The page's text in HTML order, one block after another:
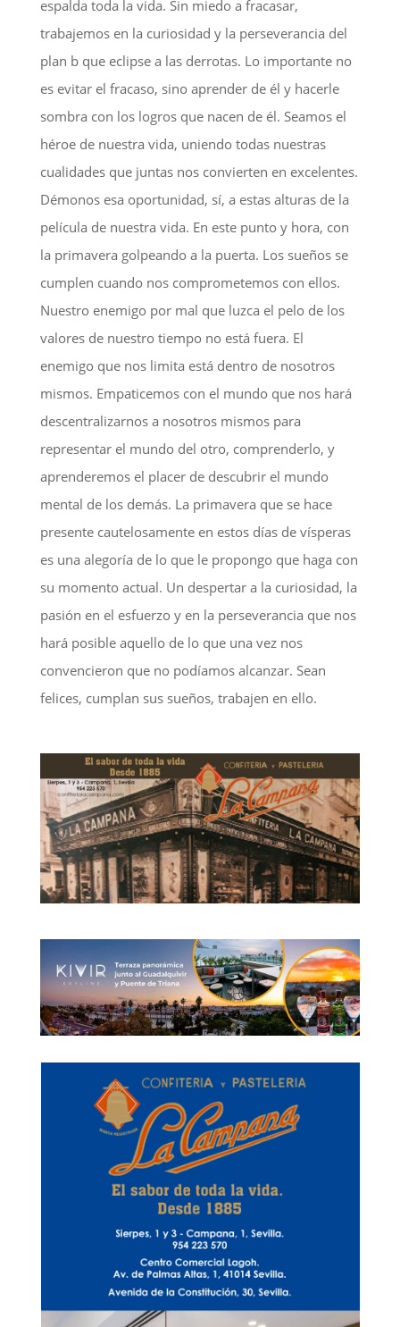
espalda toda la vida. Sin miedo a fracasar,
trabajemos en la curiosidad y la perseverancia del
plan b que eclipse a las derrotas. Lo importante no
es evitar el fracaso, sino aprender de él y hacerle
sombra con los logros que nacen de él. Seamos el
héroe de nuestra vida, uniendo todas nuestras
cualidades que juntas nos convierten en excelentes.
Démonos esa oportunidad, sí, a estas alturas de la
película de nuestra vida. En este punto y hora, con
la primavera golpeando a la puerta. Los sueños se
cumplen cuando nos comprometemos con ellos.
Nuestro enemigo por mal que luzca el pelo de los
valores de nuestro tiempo no está fuera. El
enemigo que nos limita está dentro de nosotros
mismos. Empaticemos con el mundo que nos hará
descentralizarnos a nosotros mismos para
representar el mundo del otro, comprenderlo, y
aprenderemos el placer de descubrir el mundo
mental de los demás. La primavera que se hace
presente cautelosamente en estos días de vísperas
es una alegoría de lo que le propongo que haga con
su momento actual. Un despertar a la curiosidad, la
pasión en el esfuerzo y en la perseverancia que nos
hará posible aquello de lo que una vez nos
convencieron que no podíamos alcanzar. Sean
felices, cumplan sus sueños, trabajen en ello.